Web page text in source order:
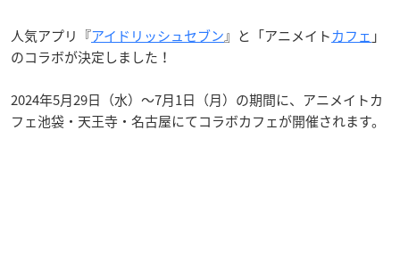
人気アプリ『アイドリッシュセブン』と「アニメイトカフェ 」
のコラボが決定しました！
2024年5月29日（水）～7月1日（月）の期間に、アニメイトカ
フェ池袋・天王寺・名古屋にてコラボカフェが開催されます。